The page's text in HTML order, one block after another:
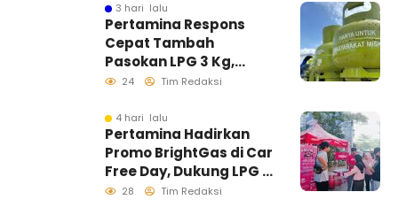
3 hari lalu
Pertamina Respons
Cepat Tambah
Pasokan LPG 3 Kg,
Kondisi Penyaluran di
Berlangsung Kondusif
24 Tim Redaksi
4 hari lalu
Pertamina Hadirkan
Promo BrightGas di Car
Free Day, Dukung LPG 3
Kg Tepat Sasaran
28 Tim Redaksi